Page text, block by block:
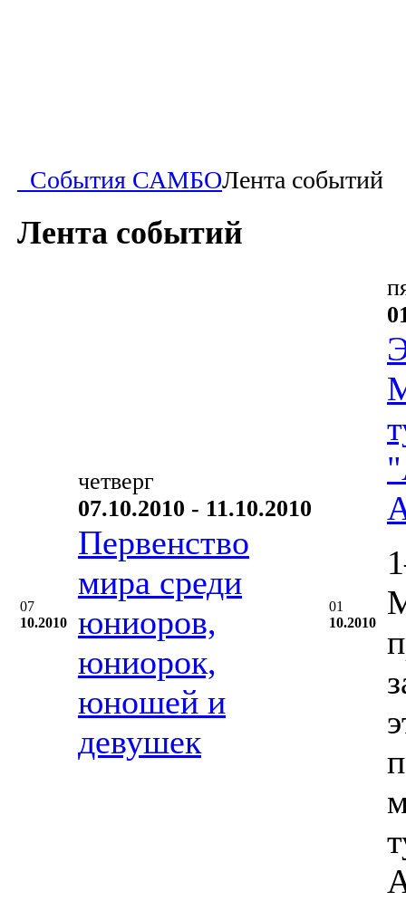
События САМБОЛента событий
Лента событий
07
10.2010
четверг
07.10.2010 - 11.10.2010
Первенство
мира среди
юниоров,
юниорок,
юношей и
девушек
01
10.2010